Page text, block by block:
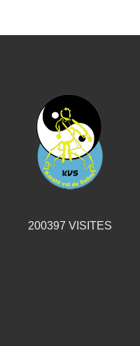
200397 VISITES